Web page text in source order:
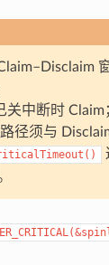
关中断时
径须与